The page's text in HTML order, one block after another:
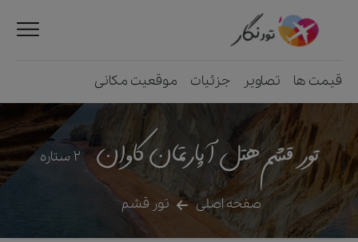
قیمت ها تصاویر جزئیات موقعیت مکانی
تور قشم هتل آپارتمان کاوان 2 ستاره
صفحه اصلی تور قشم